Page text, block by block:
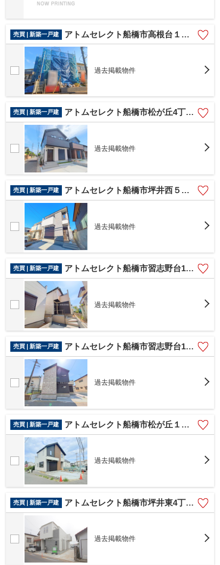
売買 | 新築一戸建 アトムセレクト船橋市高根台１２期 １号棟
過去掲載物件
売買 | 新築一戸建 アトムセレクト船橋市松が丘4丁目A号棟
過去掲載物件
売買 | 新築一戸建 アトムセレクト船橋市坪井西５期 １号棟
過去掲載物件
売買 | 新築一戸建 アトムセレクト船橋市習志野台14期 2号棟
過去掲載物件
売買 | 新築一戸建 アトムセレクト船橋市習志野台14期 1号棟
過去掲載物件
売買 | 新築一戸建 アトムセレクト船橋市松が丘１０期 ３号棟
過去掲載物件
売買 | 新築一戸建 アトムセレクト船橋市坪井東4丁目1号棟
過去掲載物件